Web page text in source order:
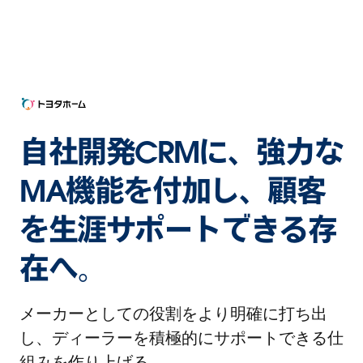
自社開発CRMに、強力な
MA機能を付加し、顧客
を生涯サポートできる存
在へ。
メーカーとしての役割をより明確に打ち出
し、ディーラーを積極的にサポートできる仕